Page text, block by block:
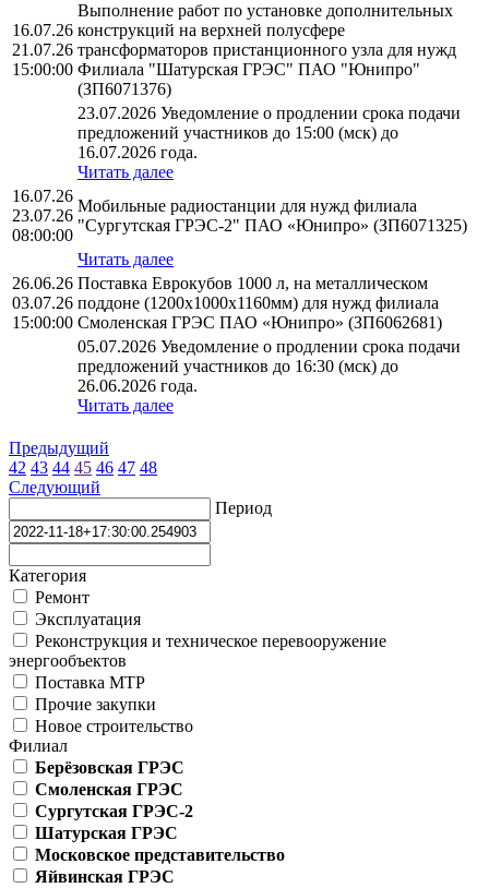
16.07.26
21.07.26
15:00:00
Выполнение работ по установке дополнительных
конструкций на верхней полусфере
трансформаторов пристанционного узла для нужд
Филиала "Шатурская ГРЭС" ПАО "Юнипро"
(ЗП6071376)
23.07.2026 Уведомление о продлении срока подачи
предложений участников до 15:00 (мск) до
16.07.2026 года.
Читать далее
16.07.26
23.07.26
08:00:00
Мобильные радиостанции для нужд филиала
"Сургутская ГРЭС-2" ПАО «Юнипро» (ЗП6071325)
Читать далее
26.06.26
03.07.26
15:00:00
Поставка Еврокубов 1000 л, на металлическом
поддоне (1200х1000х1160мм) для нужд филиала
Смоленская ГРЭС ПАО «Юнипро» (ЗП6062681)
05.07.2026 Уведомление о продлении срока подачи
предложений участников до 16:30 (мск) до
26.06.2026 года.
Читать далее
Предыдущий
42 43 44 45 46 47 48
Следующий
Период
Категория
Ремонт
Эксплуатация
Реконструкция и техническое перевооружение
энергообъектов
Поставка МТР
Прочие закупки
Новое строительство
Филиал
Берёзовская ГРЭС
Смоленская ГРЭС
Сургутская ГРЭС-2
Шатурская ГРЭС
Московское представительство
Яйвинская ГРЭС